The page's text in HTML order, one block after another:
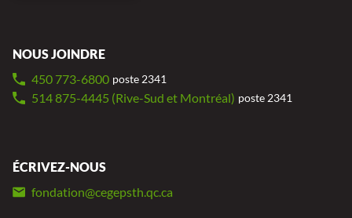
NOUS JOINDRE
450 773-6800 poste 2341
514 875-4445 (Rive-Sud et Montréal) poste 2341
ÉCRIVEZ-NOUS
fondation@cegepsth.qc.ca